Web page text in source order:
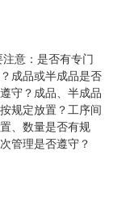
意：是否有专门
成品或半成品是否
守？成品、半成品
规定放置？工序间
、数量是否有规
管理是否遵守？